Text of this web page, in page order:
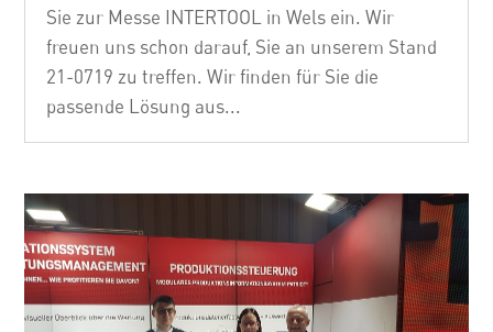
Sie zur Messe INTERTOOL in Wels ein. Wir
freuen uns schon darauf, Sie an unserem Stand
21-0719 zu treffen. Wir finden für Sie die
passende Lösung aus...